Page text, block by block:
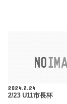
2024.2.24
2/23 U11市長杯